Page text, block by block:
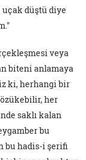
düştü diye
veya
biteni anlamaya
ki, herhangi bir
her
saklı kalan
bu
bu hadis-i şerifi